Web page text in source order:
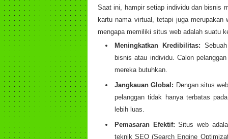
Saat ini, hampir setiap individu dan bisnis
kartu nama virtual, tetapi juga merupakan
mengapa memiliki situs web adalah suatu
Meningkatkan Kredibilitas:
bisnis atau individu. Calon
mereka butuhkan.
Jangkauan Global: Dengan situs
pelanggan tidak hanya terbatas
lebih luas.
Pemasaran Efektif: Situs web
teknik SEO (Search Engine